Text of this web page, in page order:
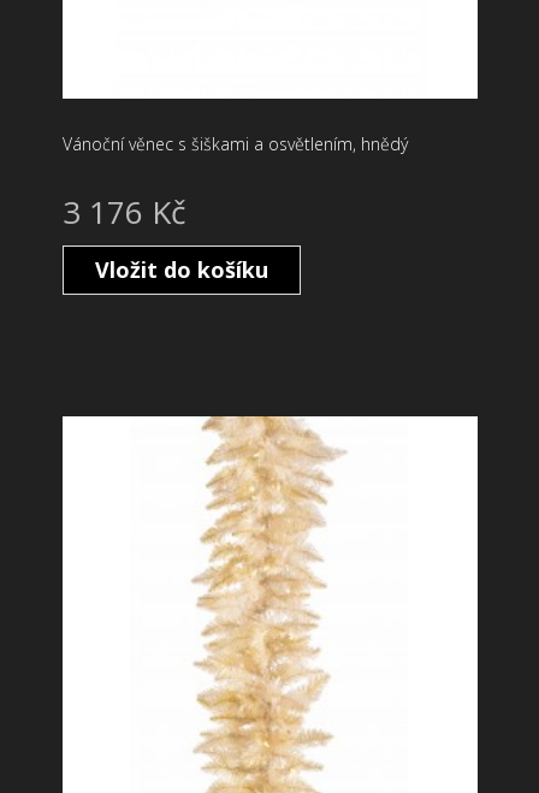
Vánoční věnec s šiškami a osvětlením, hnědý
3 176 Kč
Vložit do košíku